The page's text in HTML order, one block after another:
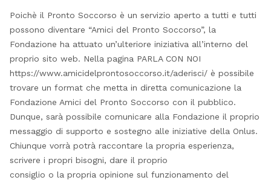
Poichè il Pronto Soccorso è un servizio aperto a tutti e tutti
possono diventare “Amici del Pronto Soccorso”, la
Fondazione ha attuato un’ulteriore iniziativa all’interno del
proprio sito web. Nella pagina PARLA CON NOI
https://www.amicidelprontosoccorso.it/aderisci/ è possibile
trovare un format che metta in diretta comunicazione la
Fondazione Amici del Pronto Soccorso con il pubblico.
Dunque, sarà possibile comunicare alla Fondazione il proprio
messaggio di supporto e sostegno alle iniziative della Onlus.
Chiunque vorrà potrà raccontare la propria esperienza,
scrivere i propri bisogni, dare il proprio
consiglio o la propria opinione sul funzionamento del